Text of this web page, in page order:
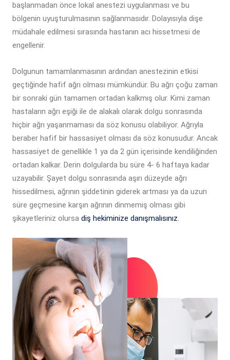
başlanmadan önce lokal anestezi uygulanması ve bu
bölgenin uyuşturulmasının sağlanmasıdır. Dolayısıyla dişe
müdahale edilmesi sırasında hastanın acı hissetmesi de
engellenir.
Dolgunun tamamlanmasının ardından anestezinin etkisi
geçtiğinde hafif ağrı olması mümkündür. Bu ağrı çoğu zaman
bir sonraki gün tamamen ortadan kalkmış olur. Kimi zaman
hastaların ağrı eşiği ile de alakalı olarak dolgu sonrasında
hiçbir ağrı yaşanmaması da söz konusu olabiliyor. Ağrıyla
beraber hafif bir hassasiyet olması da söz konusudur. Ancak
hassasiyet de genellikle 1 ya da 2 gün içerisinde kendiliğinden
ortadan kalkar. Derin dolgularda bu süre 4- 6 haftaya kadar
uzayabilir. Şayet dolgu sonrasında aşırı düzeyde ağrı
hissedilmesi, ağrının şiddetinin giderek artması ya da uzun
süre geçmesine karşın ağrının dinmemiş olması gibi
şikayetleriniz olursa diş hekiminize danışmalısınız.